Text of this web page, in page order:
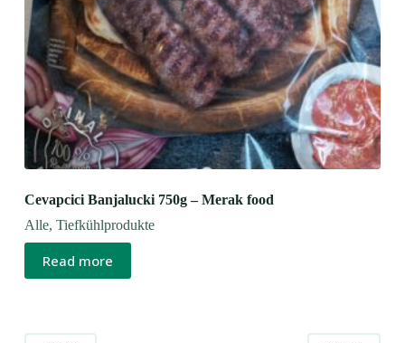
Cevapcici Banjalucki 750g – Merak food
Alle, Tiefkühlprodukte
Read more